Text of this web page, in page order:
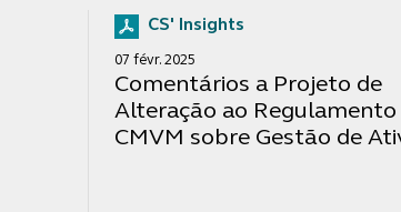
CS' Insights
07 févr. 2025
Comentários a Projeto de
Alteração ao Regulamento
CMVM sobre Gestão de